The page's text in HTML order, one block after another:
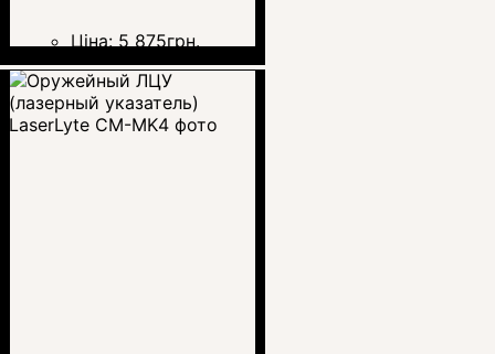
Ціна: 5 875грн.